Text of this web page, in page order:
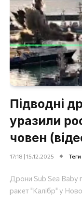
Підводні
уразили
човен
17:18 | 15.12.2025 Теги
Дрони Sub Sea Baby
ракет "Калібр" у